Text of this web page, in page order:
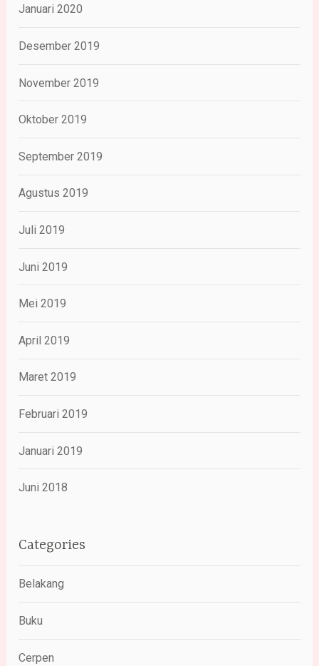
Januari 2020
Desember 2019
November 2019
Oktober 2019
September 2019
Agustus 2019
Juli 2019
Juni 2019
Mei 2019
April 2019
Maret 2019
Februari 2019
Januari 2019
Juni 2018
Categories
Belakang
Buku
Cerpen